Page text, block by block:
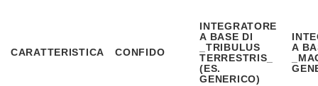
CARATTERISTICA CONFIDO
INTEGRATORE
A BASE DI
_TRIBULUS
TERRESTRIS_
(ES.
GENERICO)
A